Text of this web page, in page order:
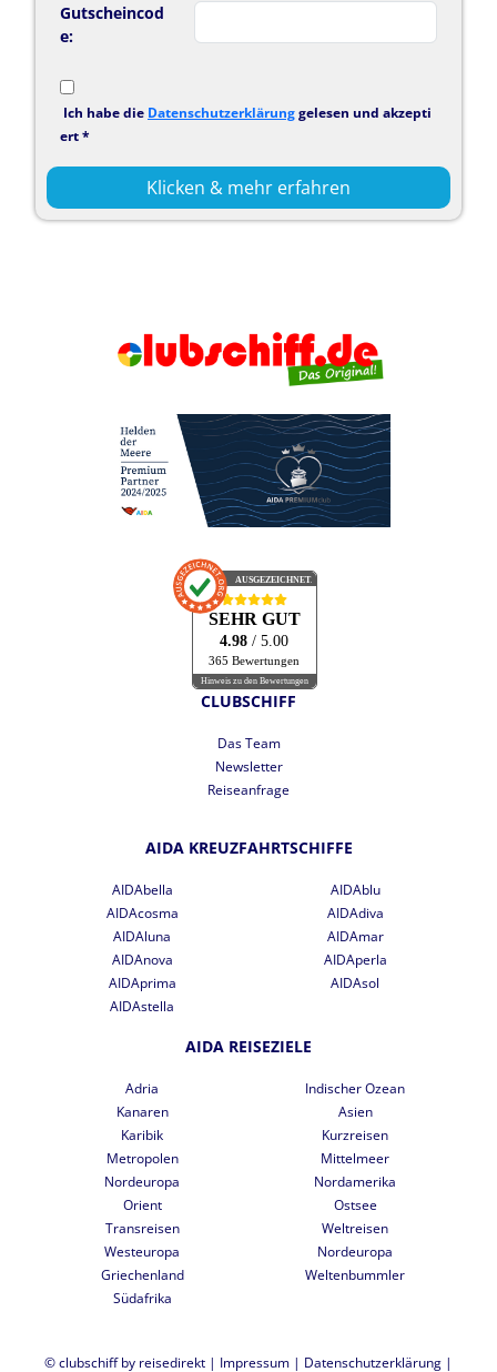
Gutscheincod
e:
Ich habe die Datenschutzerklärunggelesen und akzepti
ert *
Klicken & mehr erfahren
AUSGEZEICHNET
SEHR GUT
4.98/ 5.00
365 Bewertungen
Hinweis zu den Bewertungen
CLUBSCHIFF
Das Team
Newsletter
Reiseanfrage
AIDA KREUZFAHRTSCHIFFE
AIDAbella
AIDAblu
AIDAcosma
AIDAdiva
AIDAluna
AIDAmar
AIDAnova
AIDAperla
AIDAprima
AIDAsol
AIDAstella
AIDA REISEZIELE
Adria
Indischer Ozean
Kanaren
Asien
Karibik
Kurzreisen
Metropolen
Mittelmeer
Nordeuropa
Nordamerika
Orient
Ostsee
Transreisen
Weltreisen
Westeuropa
Nordeuropa
Griechenland
Weltenbummler
Südafrika
© clubschiff by reisedirekt | Impressum | Datenschutzerklärung |